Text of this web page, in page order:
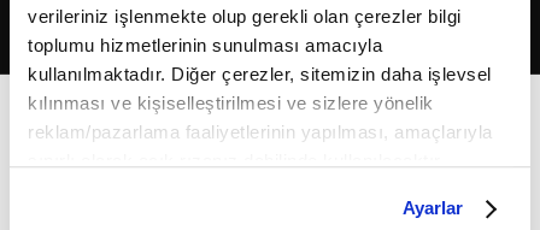
verileriniz işlenmekte olup gerekli olan çerezler bilgi
toplumu hizmetlerinin sunulması amacıyla
kullanılmaktadır. Diğer çerezler, sitemizin daha işlevsel
kılınması ve kişiselleştirilmesi ve sizlere yönelik
reklam/pazarlama faaliyetlerinin yapılması, amaçlarıyla
belirleyebilirsiniz. Çerezlere ilişkin detaylı bilgi için
Ayarlar